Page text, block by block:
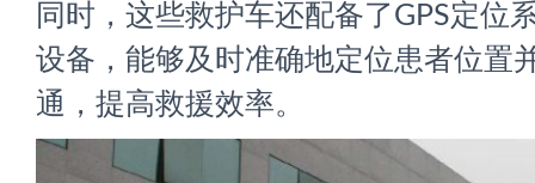
同时，这些救护车还配备了GPS定位
设备，能够及时准确地定位患者位置
通，提高救援效率。